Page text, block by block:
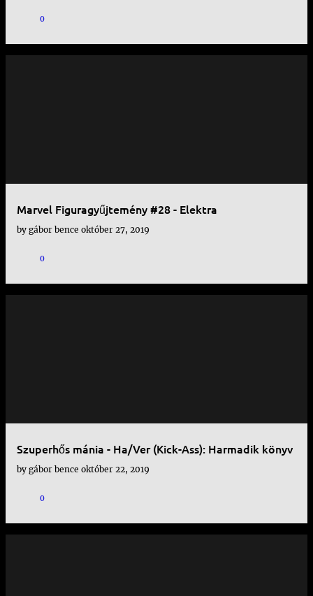
0
Marvel Figuragyűjtemény #28 - Elektra
by gábor bence október 27, 2019
0
Szuperhős mánia - Ha/Ver (Kick-Ass): Harmadik könyv
by gábor bence október 22, 2019
0